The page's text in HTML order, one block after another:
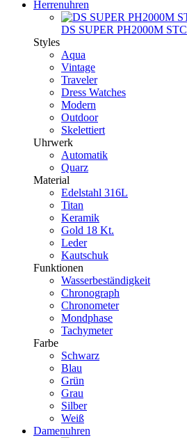
Herrenuhren
DS SUPER PH2000M STC
Styles
Aqua
Vintage
Traveler
Dress Watches
Modern
Outdoor
Skelettiert
Uhrwerk
Automatik
Quarz
Material
Edelstahl 316L
Titan
Keramik
Gold 18 Kt.
Leder
Kautschuk
Funktionen
Wasserbeständigkeit
Chronograph
Chronometer
Mondphase
Tachymeter
Farbe
Schwarz
Blau
Grün
Grau
Silber
Weiß
Damenuhren